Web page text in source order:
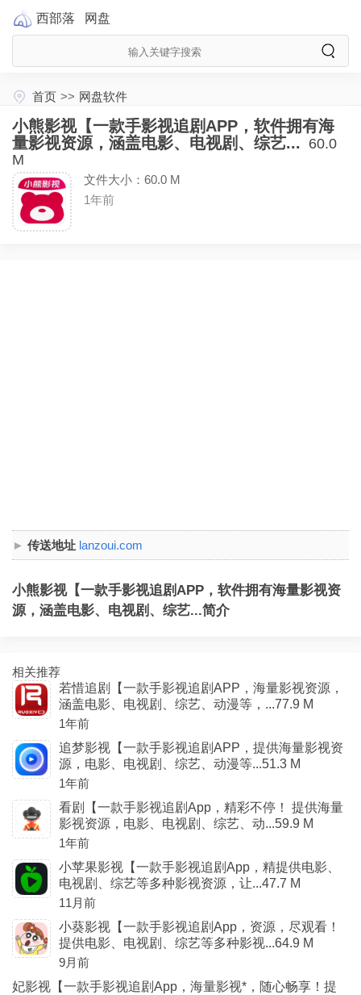
西部落 网盘
首页 >> 网盘软件
小熊影视【一款手影视追剧APP，软件拥有海
量影视资源，涵盖电影、电视剧、综艺... 60.0
M
文件大小：60.0 M
1年前
传送地址 lanzoui.com
小熊影视【一款手影视追剧APP，软件拥有海量影视资
源，涵盖电影、电视剧、综艺...简介
相关推荐
若惜追剧【一款手影视追剧APP，海量影视资源，
涵盖电影、电视剧、综艺、动漫等，...77.9 M
1年前
追梦影视【一款手影视追剧APP，提供海量影视资
源，电影、电视剧、综艺、动漫等...51.3 M
1年前
看剧【一款手影视追剧App，精彩不停！ 提供海量
影视资源，电影、电视剧、综艺、动...59.9 M
1年前
小苹果影视【一款手影视追剧App，精提供电影、
电视剧、综艺等多种影视资源，让...47.7 M
11月前
小葵影视【一款手影视追剧App，资源，尽观看！
提供电影、电视剧、综艺等多种影视...64.9 M
9月前
妃影视【一款手影视追剧App，海量影视*，随心畅享！提